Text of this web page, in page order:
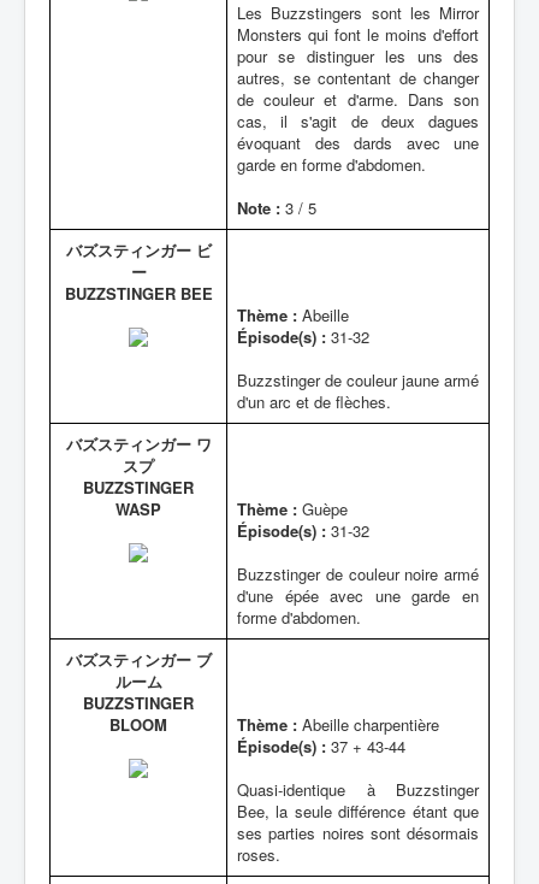
Les Buzzstingers sont les Mirror
Monsters qui font le moins d'effort
pour se distinguer les uns des
autres, se contentant de changer
de couleur et d'arme. Dans son
cas, il s'agit de deux dagues
évoquant des dards avec une
garde en forme d'abdomen.
Note : 3 / 5
バズスティンガー ビ
ー
BUZZSTINGER BEE
Thème : Abeille
Épisode(s) : 31-32
Buzzstinger de couleur jaune armé
d'un arc et de flèches.
バズスティンガー ワ
スプ
BUZZSTINGER
WASP
Thème : Guèpe
Épisode(s) : 31-32
Buzzstinger de couleur noire armé
d'une épée avec une garde en
forme d'abdomen.
バズスティンガー ブ
ルーム
BUZZSTINGER
BLOOM
Thème : Abeille charpentière
Épisode(s) : 37 + 43-44
Quasi-identique à Buzzstinger
Bee, la seule différence étant que
ses parties noires sont désormais
roses.